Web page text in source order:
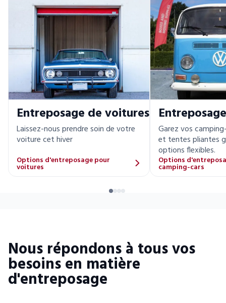
Entreposage de voitures
Laissez-nous prendre soin de votre
voiture cet hiver
Options d'entreposage pour
voitures
Garez vos
et tentes pliantes
options flexibles.
Options
camping-cars
Nous répondons à tous vos
besoins en matière
d'entreposage